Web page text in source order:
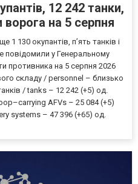
12 242 танки,
на 5 серпня
1 130 окупантів, пʼять танків і
повідомили у Генеральному
противника на 5 серпня 2026
складу / personnel – близько
/ tanks – 12 242 (+5) од.
AFVs – 25 084 (+5)
systems – 47 396 (+65) од.